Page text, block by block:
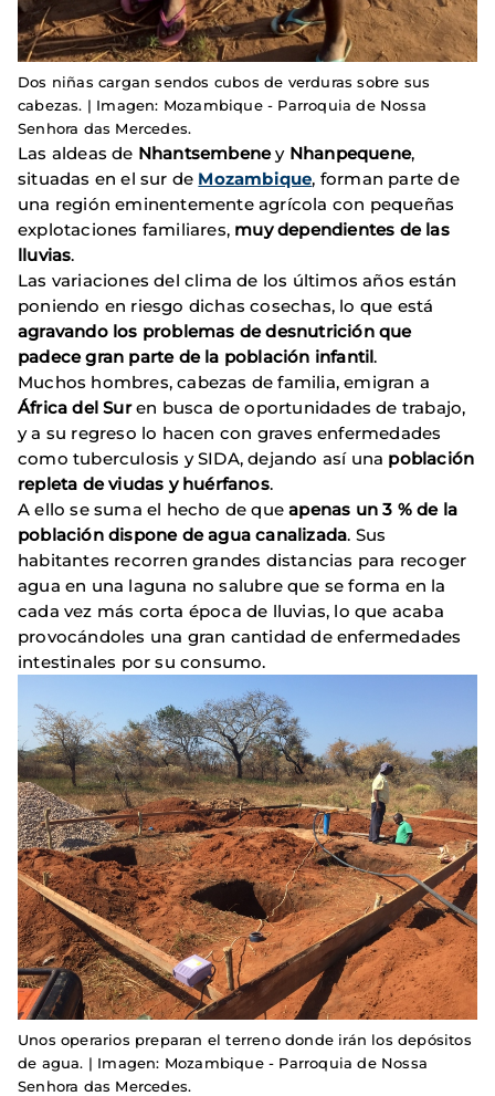
Dos niñas cargan sendos cubos de verduras sobre sus
cabezas. | Imagen: Mozambique - Parroquia de Nossa
Senhora das Mercedes.
Las aldeas de Nhantsembeney Nhanpequene,
situadas en el sur de Mozambique, forman parte de
una región eminentemente agrícola con pequeñas
explotaciones familiares, muy dependientes de las
lluvias.
Las variaciones del clima de los últimos años están
poniendo en riesgo dichas cosechas, lo que está
agravando los problemas de desnutrición que
padece gran parte de la población infantil.
Muchos hombres, cabezas de familia, emigran a
África del Suren busca de oportunidades de trabajo,
y a su regreso lo hacen con graves enfermedades
como tuberculosis y SIDA, dejando así una población
repleta de viudas y huérfanos.
A ello se suma el hecho de queapenas un 3 % de la
población dispone de agua canalizada. Sus
habitantes recorren grandes distancias para recoger
agua en una laguna no salubre que se forma en la
cada vez más corta época de lluvias, lo que acaba
provocándoles una gran cantidad de enfermedades
intestinales por su consumo.
Unos operarios preparan el terreno donde irán los depósitos
de agua. | Imagen: Mozambique - Parroquia de Nossa
Senhora das Mercedes.